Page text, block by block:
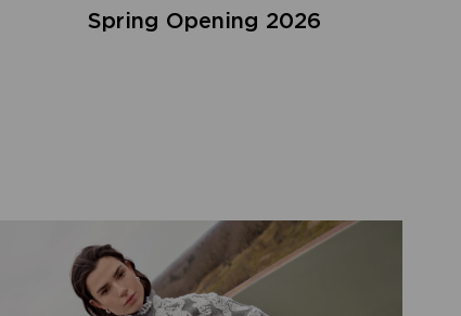
Spring Opening 2026